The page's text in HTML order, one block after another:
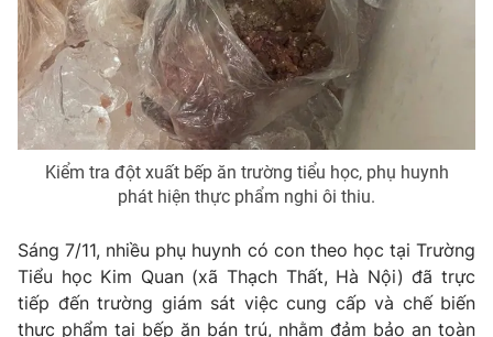
Hậu trường
Nhân vật
Khán giả
Giải sao mai
Điện ảnh
Âm nhạc
Sao
Đời sống
Du lịch
Làm đẹp
Chất lượng cuộc sống
Giáo dục
Tuyển sinh
Học trực tuyến
Công nghệ
Sản phẩm
Thị trường
Giao lưu trực tuyến
Lịch phát sóng
Kiểm tra đột xuất bếp ăn trường tiểu học, phụ huynh
phát hiện thực phẩm nghi ôi thiu.
Sáng 7/11, nhiều phụ huynh có con theo học tại Trường
Tiểu học Kim Quan (xã Thạch Thất, Hà Nội) đã trực
tiếp đến trường giám sát việc cung cấp và chế biến
thực phẩm tại bếp ăn bán trú, nhằm đảm bảo an toàn